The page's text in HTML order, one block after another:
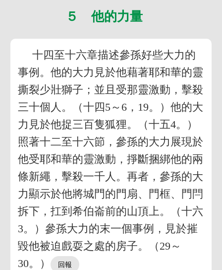
５ 他的力量
十四至十六章描述參孫好些大力的
事例。他的大力見於他藉著耶和華的靈
撕裂少壯獅子；並且受那靈激動，擊殺
三十個人。（十四5～6，19。）他的大
力見於他捉三百隻狐狸。（十五4。）
照著十二至十六節，參孫的大力展現於
他受耶和華的靈激動，掙斷捆綁他的兩
條新繩，擊殺一千人。再者，參孫的大
力顯示於他將城門的門扇、門框、門閂
拆下，扛到希伯崙前的山頂上。（十六
3。）參孫大力的末一個事例，見於摧
毀他被迫戲耍之處的房子。（29～
30。）